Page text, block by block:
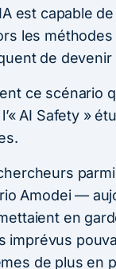
est capable
les
de
ce scénario
AI Safety »
Amodei —
en
imprévus
de plus en